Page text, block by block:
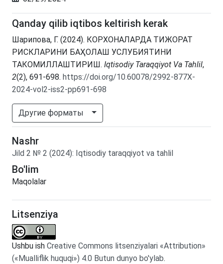
Qanday qilib iqtibos keltirish kerak
Шарипова, Г. (2024). КОРХОНАЛАРДА ТИЖОРАТ
РИСКЛАРИНИ БАҲОЛАШ УСЛУБИЯТИНИ
ТАКОМИЛЛАШТИРИШ. Iqtisodiy Taraqqiyot Va Tahlil,
2(2), 691-698. https://doi.org/10.60078/2992-877X-
2024-vol2-iss2-pp691-698
Другие форматы
Nashr
Jild 2 № 2 (2024): Iqtisodiy taraqqiyot va tahlil
Bo'lim
Maqolalar
Litsenziya
Ushbu ish Creative Commons litsenziyalari «Attribution»
(«Mualliflik huquqi») 4.0 Butun dunyo bo'ylab.